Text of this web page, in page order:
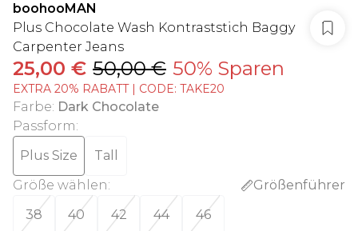
boohooMAN
Plus Chocolate Wash Kontraststich Baggy
Carpenter Jeans
25,00 € 50,00 € 50% Sparen
EXTRA 20% RABATT | CODE: TAKE20
Farbe: Dark Chocolate
Passform:
Plus Size
Tall
Größe wählen:
Größenführer
38
40 42 44 46